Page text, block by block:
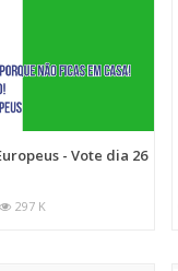
- Vote dia 26
297 K